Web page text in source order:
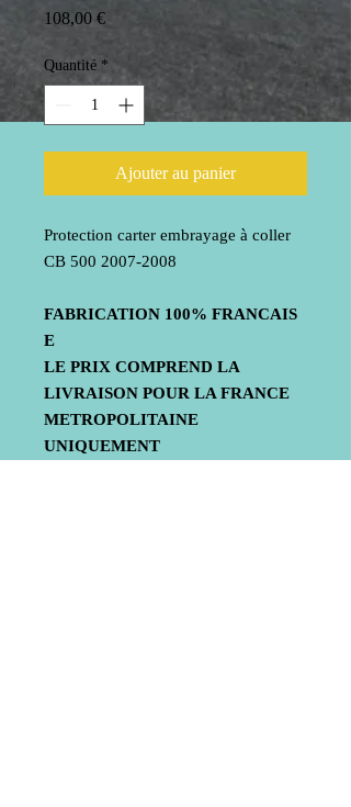
108,00 €Prix
Quantité *
Ajouter au panier
Protection carter embrayage à coller
CB 500 2007-2008
FABRICATION 100% FRANCAIS
E
LE PRIX COMPREND LA
LIVRAISON POUR LA FRANCE
METROPOLITAINE
UNIQUEMENT